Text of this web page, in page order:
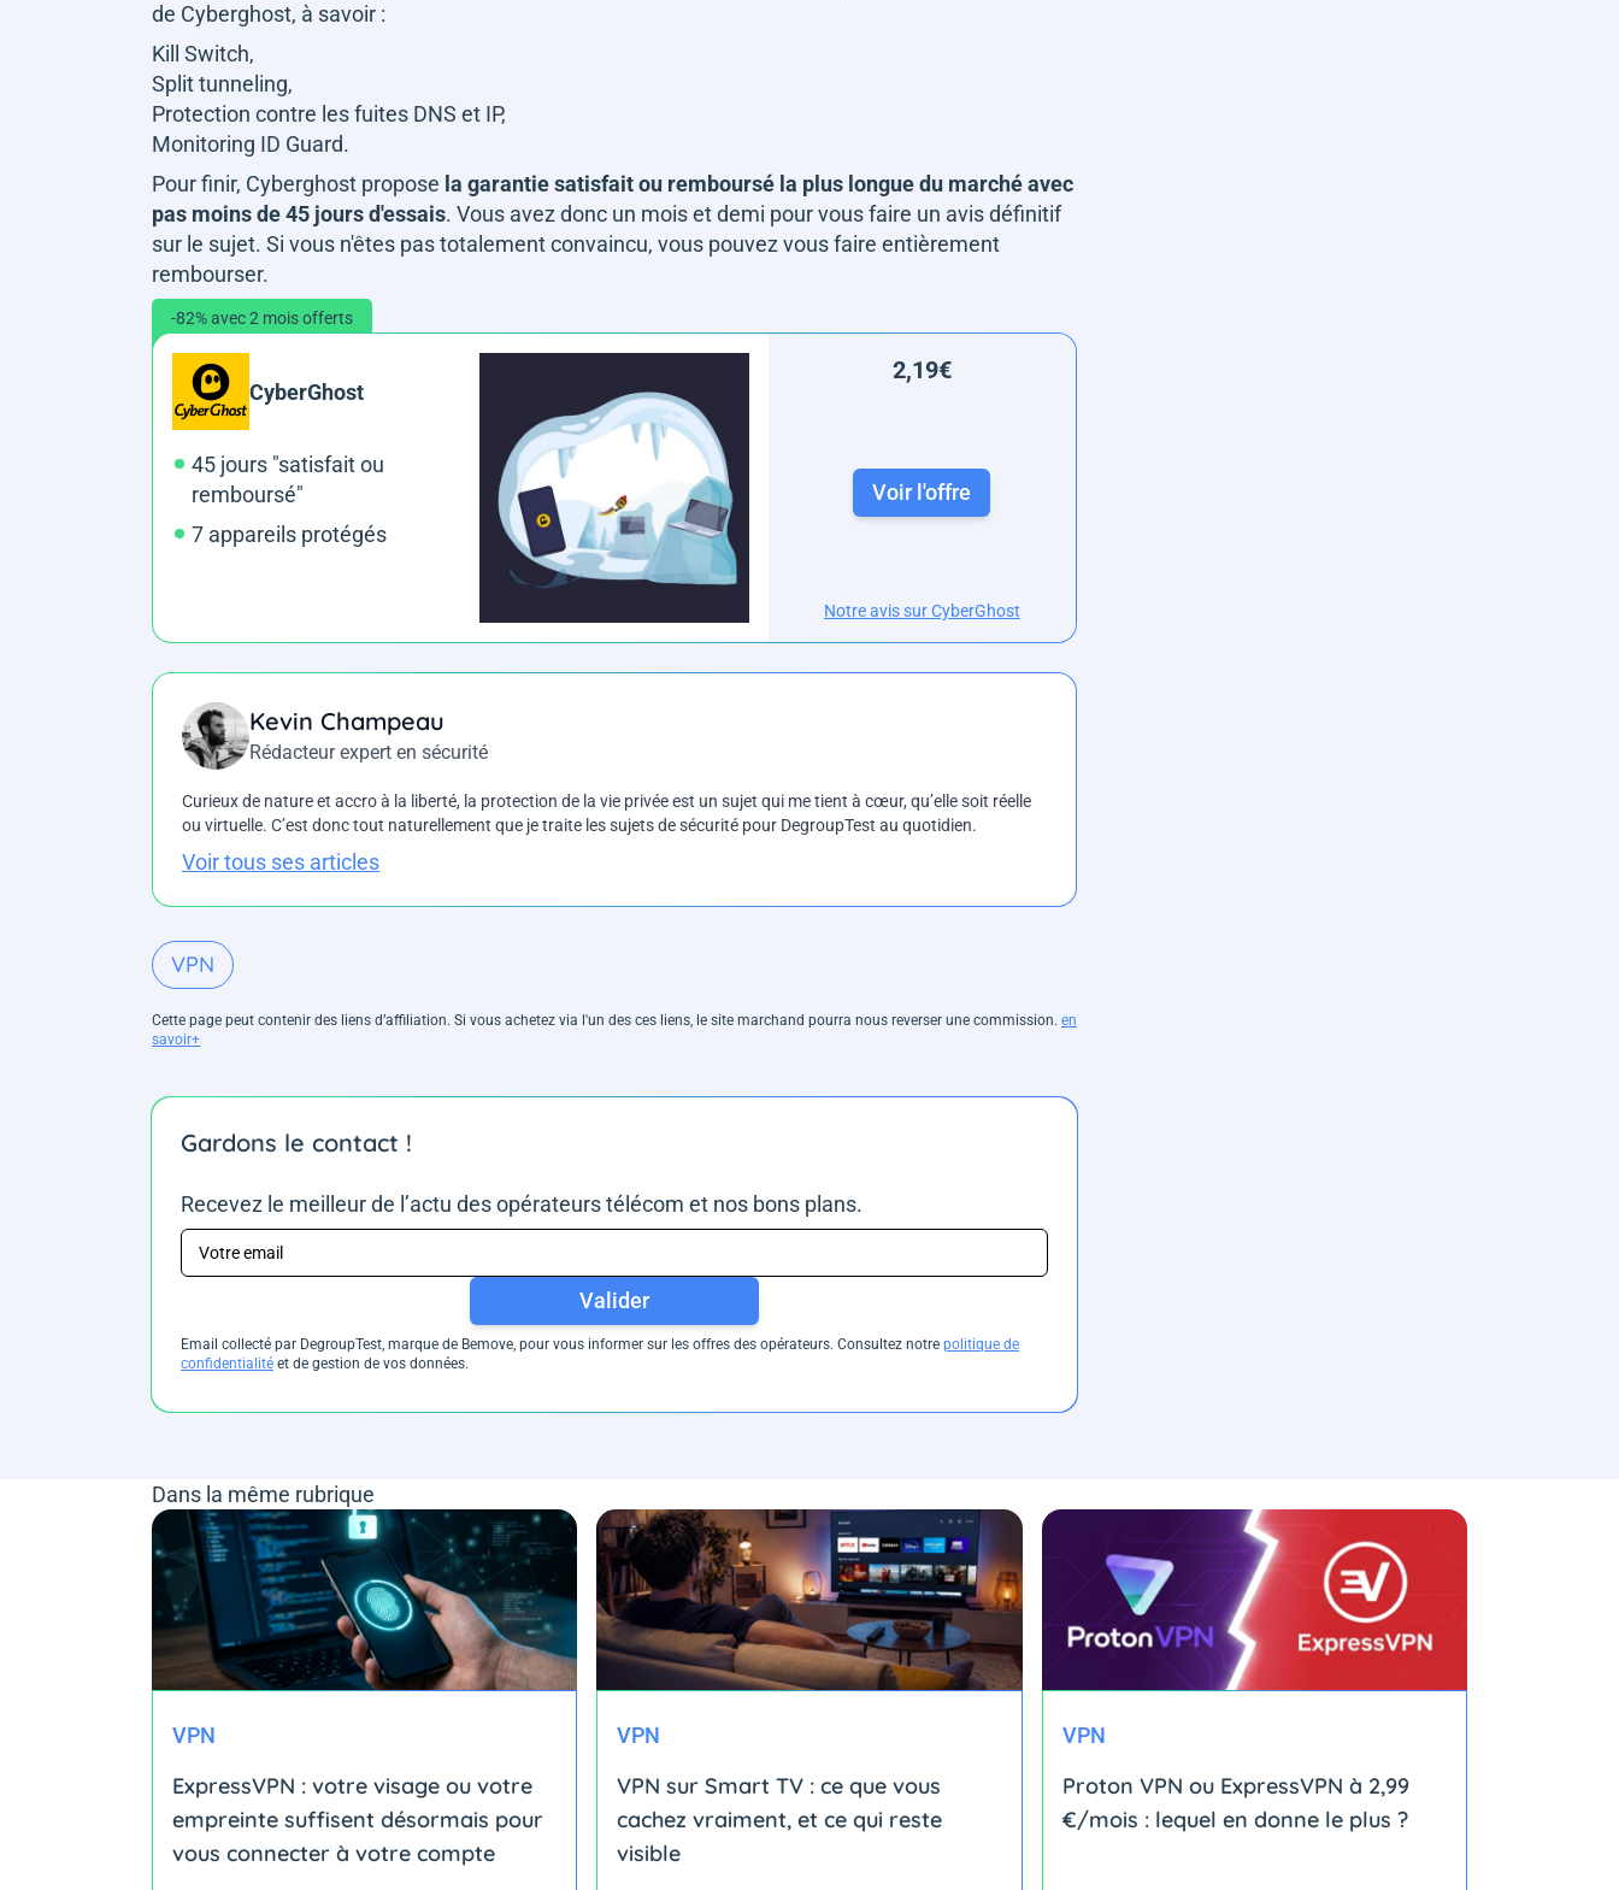
de Cyberghost, à savoir :
Kill Switch,
Split tunneling,
Protection contre les fuites DNS et IP,
Monitoring ID Guard.
Pour finir, Cyberghost propose la garantie satisfait ou remboursé la plus longue du marché avec
pas moins de 45 jours d'essais. Vous avez donc un mois et demi pour vous faire un avis définitif
sur le sujet. Si vous n'êtes pas totalement convaincu, vous pouvez vous faire entièrement
rembourser.
-82% avec 2 mois offerts
CyberGhost
45 jours "satisfait ou
remboursé"
7 appareils protégés
2,19€
Voir l'offre
Notre avis sur CyberGhost
Kevin Champeau
Rédacteur expert en sécurité
Curieux de nature et accro à la liberté, la protection de la vie privée est un sujet qui me tient à cœur, qu’elle soit réelle
ou virtuelle. C’est donc tout naturellement que je traite les sujets de sécurité pour DegroupTest au quotidien.
Voir tous ses articles
VPN
Cette page peut contenir des liens d’affiliation. Si vous achetez via l'un des ces liens, le site marchand pourra nous reverser une commission. en
savoir+
Gardons le contact !
Recevez le meilleur de l’actu des opérateurs télécom et nos bons plans.
Valider
Email collecté par DegroupTest, marque de Bemove, pour vous informer sur les offres des opérateurs. Consultez notre politique de
confidentialité et de gestion de vos données.
Dans la même rubrique
VPN
ExpressVPN : votre visage ou votre
empreinte suffisent désormais pour
vous connecter à votre compte
VPN
VPN sur Smart TV : ce que vous
cachez vraiment, et ce qui reste
visible
VPN
Proton VPN ou ExpressVPN à 2,99
€/mois : lequel en donne le plus ?